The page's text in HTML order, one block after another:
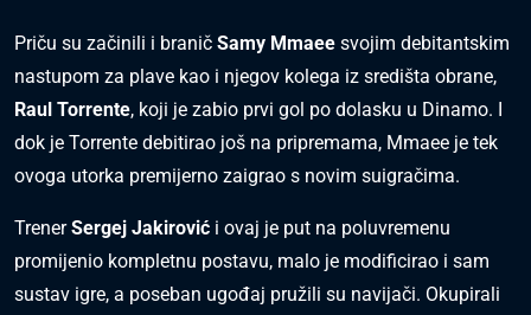
Priču su začinili i branič Samy Mmaee svojim debitantskim
nastupom za plave kao i njegov kolega iz središta obrane,
Raul Torrente, koji je zabio prvi gol po dolasku u Dinamo. I
dok je Torrente debitirao još na pripremama, Mmaee je tek
ovoga utorka premijerno zaigrao s novim suigračima.
TrenerSergej Jakirović i ovaj je put na poluvremenu
promijenio kompletnu postavu, malo je modificirao i sam
sustav igre, a poseban ugođaj pružili su navijači. Okupirali